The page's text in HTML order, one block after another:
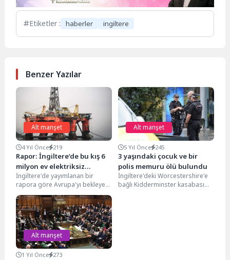
Etiketler : haberler ingiltere
Benzer Yazılar
Alt manşet
4 Yıl Önce 219
Rapor: İngiltere’de bu kış 6
milyon ev elektriksiz
kalabilir
İngiltere'de yayımlanan bir
rapora göre Avrupa'yı bekleyen
olası bir enerji krizinde, ülkeyi
bekleyen kesintiler gündem...
Alt manşet
5 Yıl Önce 245
3 yaşındaki çocuk ve bir
polis memuru ölü bulundu
İngiltere'deki Worcestershire'e
bağlı Kidderminster kasabası
Alt manşet
1 Yıl Önce 273